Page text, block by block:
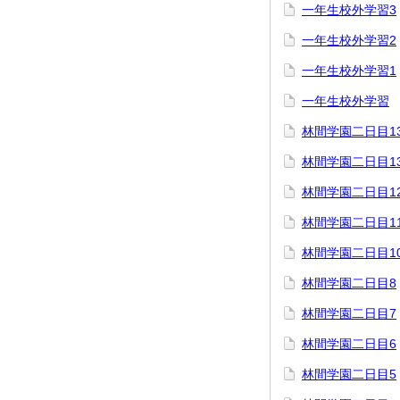
一年生校外学習3
一年生校外学習2
一年生校外学習1
一年生校外学習
林間学園二日目
林間学園二日目
林間学園二日目
林間学園二日目11
林間学園二日目
林間学園二日目8
林間学園二日目7
林間学園二日目6
林間学園二日目5